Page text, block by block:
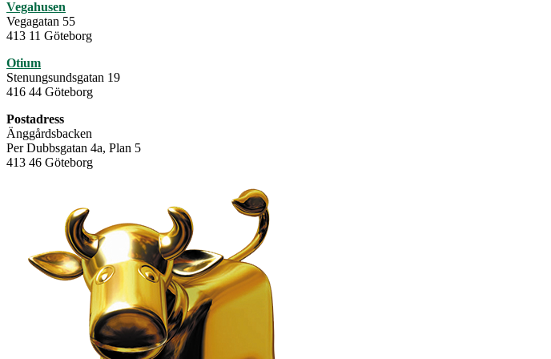
Vegahusen
Vegagatan 55
413 11 Göteborg
Otium
Stenungsundsgatan 19
416 44 Göteborg
Postadress
Änggårdsbacken
Per Dubbsgatan 4a, Plan 5
413 46 Göteborg